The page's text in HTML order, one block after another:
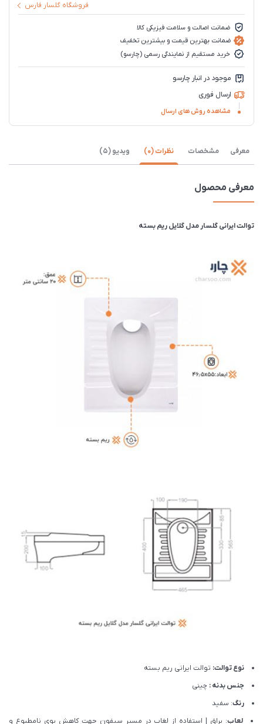
فروشگاه گلسار فارس
ضمانت اصالت و سلامت فیزیکی کالا
ضمانت بهترین قیمت و بیشترین تخفیف
خرید مستقیم از نمایندگی رسمی (چارسو)
موجود در انبار چارسو
ارسال فوری
مشاهده روش های ارسال
معرفی مشخصات نظرات (0) ویدیو (5)
معرفی محصول
توالت ایرانی گلسار مدل گلایل ریم بسته
نوع توالت: توالت ایرانی ریم بسته
جنس بدنه : چینی
رنگ: سفید
لعاب: براق | استفاده از لغاب در مسیر سیفون جهت کاهش بوی نامطبوع و